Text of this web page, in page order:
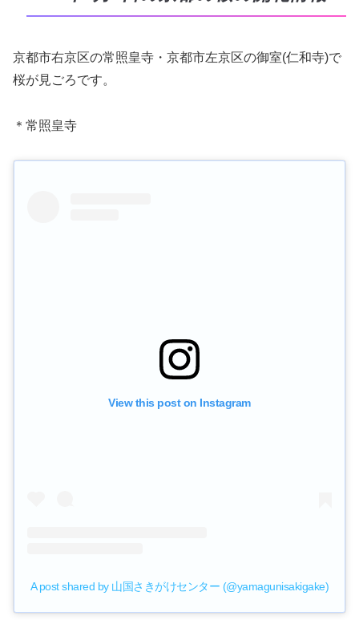
京都市右京区の常照皇寺・京都市左京区の御室(仁和寺)で
桜が見ごろです。
＊常照皇寺
View this post on Instagram
A post shared by 山国さきがけセンター (@yamagunisakigake)